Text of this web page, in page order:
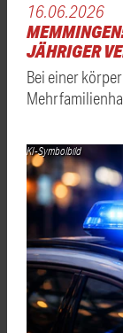
16.06.2026
JÄHRIGER
Bei einer
KI-Symbolbild